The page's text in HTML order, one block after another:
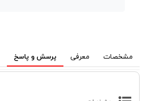
مشخصات معرفی پرسش و پاسخ